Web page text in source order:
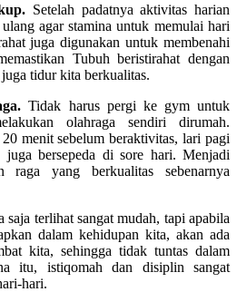
Setelah padatnya aktivitas harian
agar stamina untuk memulai hari
juga digunakan untuk membenahi
Tubuh beristirahat dengan
tidur kita berkualitas.
Tidak harus pergi ke gym untuk
olahraga sendiri dirumah.
menit sebelum beraktivitas, lari pagi
bersepeda di sore hari. Menjadi
raga yang berkualitas sebenarnya
terlihat sangat mudah, tapi apabila
dalam kehidupan kita, akan ada
kita, sehingga tidak tuntas dalam
itu, istiqomah dan disiplin sangat
hari.